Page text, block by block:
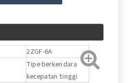
2ZGF-6A
Tipe berkendara
kecepatan tinggi